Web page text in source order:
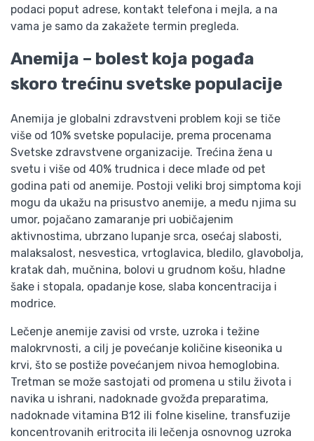
podaci poput adrese, kontakt telefona i mejla, a na
vama je samo da zakažete termin pregleda.
Anemija – bolest koja pogađa
skoro trećinu svetske populacije
Anemija je globalni zdravstveni problem koji se tiče
više od 10% svetske populacije, prema procenama
Svetske zdravstvene organizacije. Trećina žena u
svetu i više od 40% trudnica i dece mlađe od pet
godina pati od anemije. Postoji veliki broj simptoma koji
mogu da ukažu na prisustvo anemije, a među njima su
umor, pojačano zamaranje pri uobičajenim
aktivnostima, ubrzano lupanje srca, osećaj slabosti,
malaksalost, nesvestica, vrtoglavica, bledilo, glavobolja,
kratak dah, mučnina, bolovi u grudnom košu, hladne
šake i stopala, opadanje kose, slaba koncentracija i
modrice.
Lečenje anemije zavisi od vrste, uzroka i težine
malokrvnosti, a cilj je povećanje količine kiseonika u
krvi, što se postiže povećanjem nivoa hemoglobina.
Tretman se može sastojati od promena u stilu života i
navika u ishrani, nadoknade gvožđa preparatima,
nadoknade vitamina B12 ili folne kiseline, transfuzije
koncentrovanih eritrocita ili lečenja osnovnog uzroka